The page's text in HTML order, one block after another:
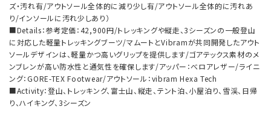
ズ・汚れ有/アウトソール全体的に減り少し有/アウトソール全体的に汚れあ
り/インソールに汚れ少しあり）
■Details：参考定価：42,900円/トレッキングや縦走、3シーズンの一般登山
に対応した軽量トレッキングブーツ/マムートとVibramが共同開発したアウト
ソールデザインは、軽量かつ高いグリップを提供します/ゴアテックス素材のメ
ンブレンが高い防水性と通気性を確保します/アッパー：べロアレザー/ライニ
ング：GORE-TEX Footwear/アウトソール：vibram Hexa Tech
■Activity：登山、トレッキング、富士山、縦走、テント泊、小屋泊り、雪渓、日帰
り、ハイキング、3シーズン